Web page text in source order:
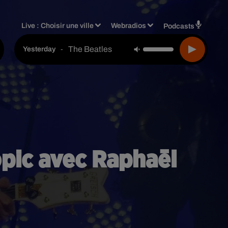
Live :Choisir une ville Webradios Podcasts
Yesterday - The Beatles
avec Raphaël